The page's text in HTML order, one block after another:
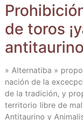
de toros
» Alter­na­ti­ba »
na­ción de la
de la tra­di­ción, y
terri­to­rio libre de
Anti­tau­rino y